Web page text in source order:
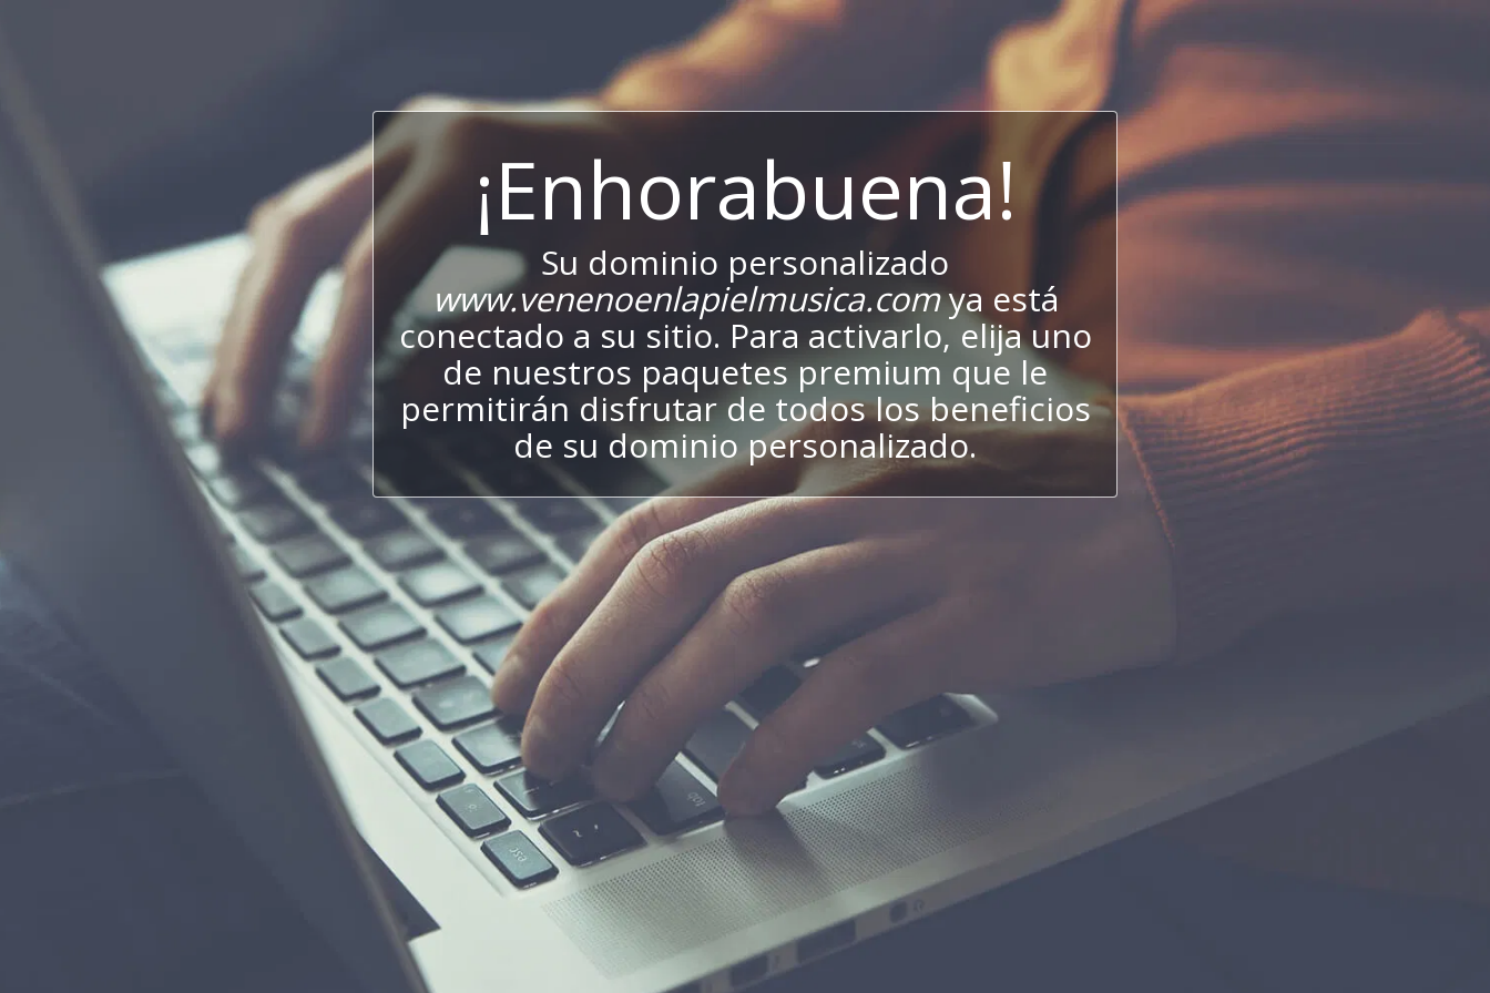
¡Enhorabuena!
Su dominio personalizado
www.venenoenlapielmusica.comya está
conectado a su sitio. Para activarlo, elija uno
de nuestros paquetes premium que le
permitirán disfrutar de todos los beneficios
de su dominio personalizado.